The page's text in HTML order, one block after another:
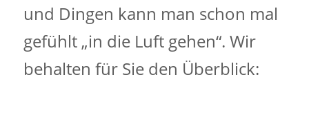
und Dingen kann man schon mal
gefühlt „in die Luft gehen“. Wir
behalten für Sie den Überblick: